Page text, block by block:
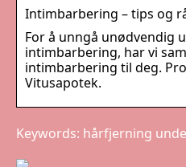
Intimbarbering – tips og
For å unngå unødvendig
intimbarbering, har vi
intimbarbering til deg.
Vitusapotek.
Keywords: hårfjerning